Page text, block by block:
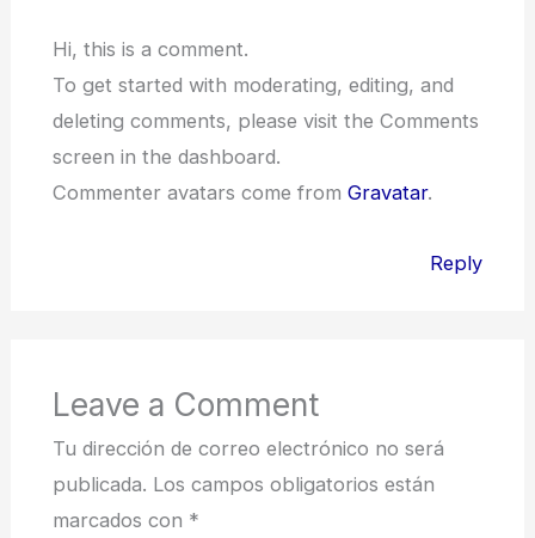
Hi, this is a comment.
To get started with moderating, editing, and
deleting comments, please visit the Comments
screen in the dashboard.
Commenter avatars come from Gravatar.
Reply
Leave a Comment
Tu dirección de correo electrónico no será
publicada. Los campos obligatorios están
marcados con *